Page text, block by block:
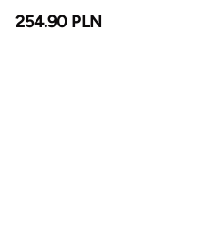
254.90 PLN